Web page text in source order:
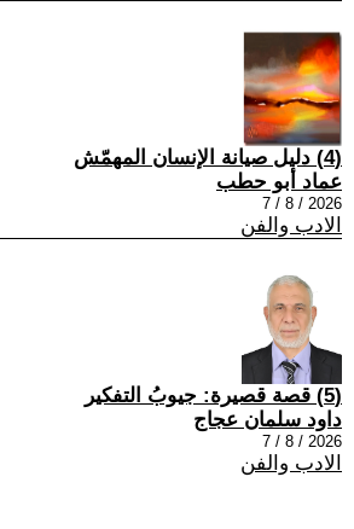
(4) دليل صيانة الإنسان المهمّش
عماد أبو حطب
2026 / 8 / 7
الادب والفن
(5) قصة قصيرة: جيوبُ التفكير
داود سلمان عجاج
2026 / 8 / 7
الادب والفن